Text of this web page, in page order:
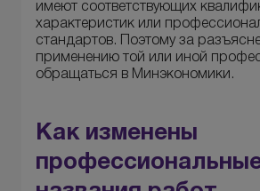
имеют соответствующих
характеристик или
стандартов. Поэтому за
применению той или иной
обращаться в Минэкономики.
Как изменены